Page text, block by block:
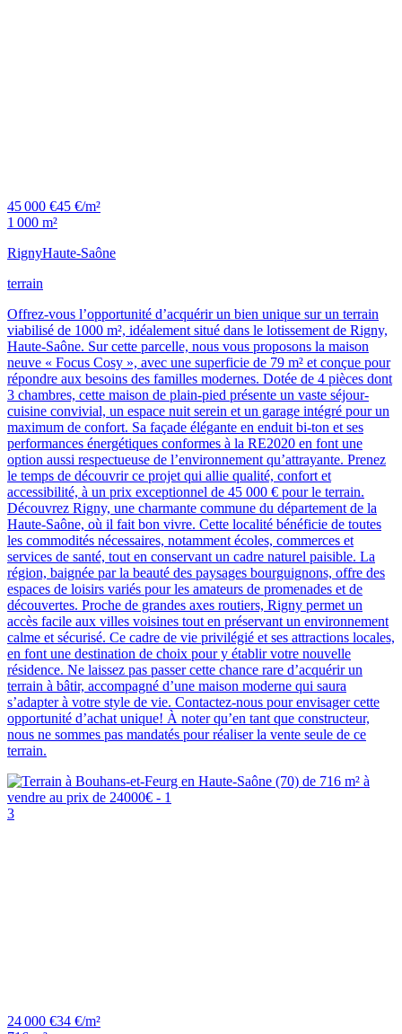
45 000 €45 €/m²
1 000 m²
RignyHaute-Saône
terrain
Offrez-vous l’opportunité d’acquérir un bien unique sur un terrain
viabilisé de 1000 m², idéalement situé dans le lotissement de Rigny,
Haute-Saône. Sur cette parcelle, nous vous proposons la maison
neuve « Focus Cosy », avec une superficie de 79 m² et conçue pour
répondre aux besoins des familles modernes. Dotée de 4 pièces dont
3 chambres, cette maison de plain-pied présente un vaste séjour-
cuisine convivial, un espace nuit serein et un garage intégré pour un
maximum de confort. Sa façade élégante en enduit bi-ton et ses
performances énergétiques conformes à la RE2020 en font une
option aussi respectueuse de l’environnement qu’attrayante. Prenez
le temps de découvrir ce projet qui allie qualité, confort et
accessibilité, à un prix exceptionnel de 45 000 € pour le terrain.
Découvrez Rigny, une charmante commune du département de la
Haute-Saône, où il fait bon vivre. Cette localité bénéficie de toutes
les commodités nécessaires, notamment écoles, commerces et
services de santé, tout en conservant un cadre naturel paisible. La
région, baignée par la beauté des paysages bourguignons, offre des
espaces de loisirs variés pour les amateurs de promenades et de
découvertes. Proche de grandes axes routiers, Rigny permet un
accès facile aux villes voisines tout en préservant un environnement
calme et sécurisé. Ce cadre de vie privilégié et ses attractions locales,
en font une destination de choix pour y établir votre nouvelle
résidence. Ne laissez pas passer cette chance rare d’acquérir un
terrain à bâtir, accompagné d’une maison moderne qui saura
s’adapter à votre style de vie. Contactez-nous pour envisager cette
opportunité d’achat unique! À noter qu’en tant que constructeur,
nous ne sommes pas mandatés pour réaliser la vente seule de ce
terrain.
3
24 000 €34 €/m²